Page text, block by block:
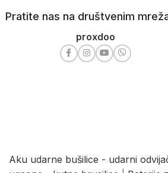
Pratite nas na društvenim
proxdoo
Aku udarne bušilice - udarni